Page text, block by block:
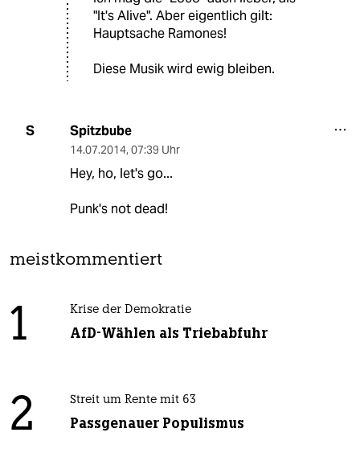
"It's Alive". Aber eigentlich gilt:
Hauptsache Ramones!
Diese Musik wird ewig bleiben.
S Spitzbube
14.07.2014, 07:39 Uhr
Hey, ho, let's go...
Punk's not dead!
meistkommentiert
1 Krise der Demokratie
AfD-Wählen als Triebabfuhr
2 Streit um Rente mit 63
Passgenauer Populismus